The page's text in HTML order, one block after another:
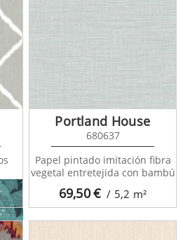
69,50€ / 5,2 m²
Portland House
680637
Papel pintado imitación fibra
vegetal entretejida con bambú